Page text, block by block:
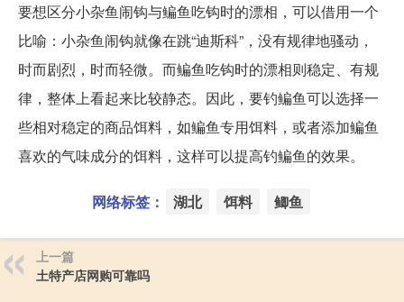
要想区分小杂鱼闹钩与鳊鱼吃钩时的漂相，可以借用一个
比喻：小杂鱼闹钩就像在跳“迪斯科”，没有规律地骚动，
时而剧烈，时而轻微。而鳊鱼吃钩时的漂相则稳定、有规
律，整体上看起来比较静态。因此，要钓鳊鱼可以选择一
些相对稳定的商品饵料，如鳊鱼专用饵料，或者添加鳊鱼
喜欢的气味成分的饵料，这样可以提高钓鳊鱼的效果。
网络标签： 湖北 饵料 鲫鱼
上一篇
土特产店网购可靠吗